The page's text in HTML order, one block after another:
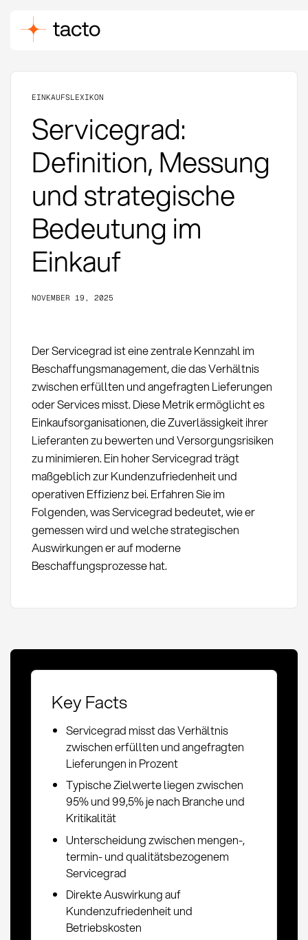
EINKAUFSLEXIKON
Servicegrad:
Definition, Messung
und strategische
Bedeutung im
Einkauf
NOVEMBER 19, 2025
Der Servicegrad ist eine zentrale Kennzahl im
Beschaffungsmanagement, die das Verhältnis
zwischen erfüllten und angefragten Lieferungen
oder Services misst. Diese Metrik ermöglicht es
Einkaufsorganisationen, die Zuverlässigkeit ihrer
Lieferanten zu bewerten und Versorgungsrisiken
zu minimieren. Ein hoher Servicegrad trägt
maßgeblich zur Kundenzufriedenheit und
operativen Effizienz bei. Erfahren Sie im
Folgenden, was Servicegrad bedeutet, wie er
gemessen wird und welche strategischen
Auswirkungen er auf moderne
Beschaffungsprozesse hat.
Key Facts
Servicegrad misst das Verhältnis
zwischen erfüllten und angefragten
Lieferungen in Prozent
Typische Zielwerte liegen zwischen
95% und 99,5% je nach Branche und
Kritikalität
Unterscheidung zwischen mengen-,
termin- und qualitätsbezogenem
Servicegrad
Direkte Auswirkung auf
Kundenzufriedenheit und
Betriebskosten